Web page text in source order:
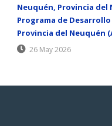
Neuquén, Provincia del
Programa de
Provincia del Neuquén
26 May 2026